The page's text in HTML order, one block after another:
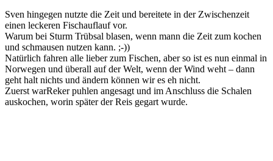
Sven hingegen nutzte die Zeit und bereitete in der Zwischenzeit
einen leckeren Fischauflauf vor.
Warum bei Sturm Trübsal blasen, wenn mann die Zeit zum kochen
und schmausen nutzen kann. ;-))
Natürlich fahren alle lieber zum Fischen, aber so ist es nun einmal in
Norwegen und überall auf der Welt, wenn der Wind weht – dann
geht halt nichts und ändern können wir es eh nicht.
Zuerst warReker puhlen angesagt und im Anschluss die Schalen
auskochen, worin später der Reis gegart wurde.